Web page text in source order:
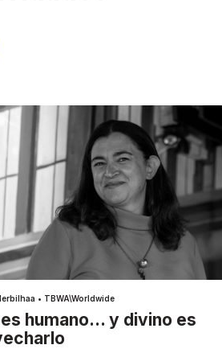
• TBWA\Worldwide
humano… y divino es